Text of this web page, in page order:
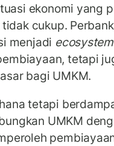
ekonomi yang
cukup.
menjadi
tetapi
bagi UMKM.
tetapi
UMKM